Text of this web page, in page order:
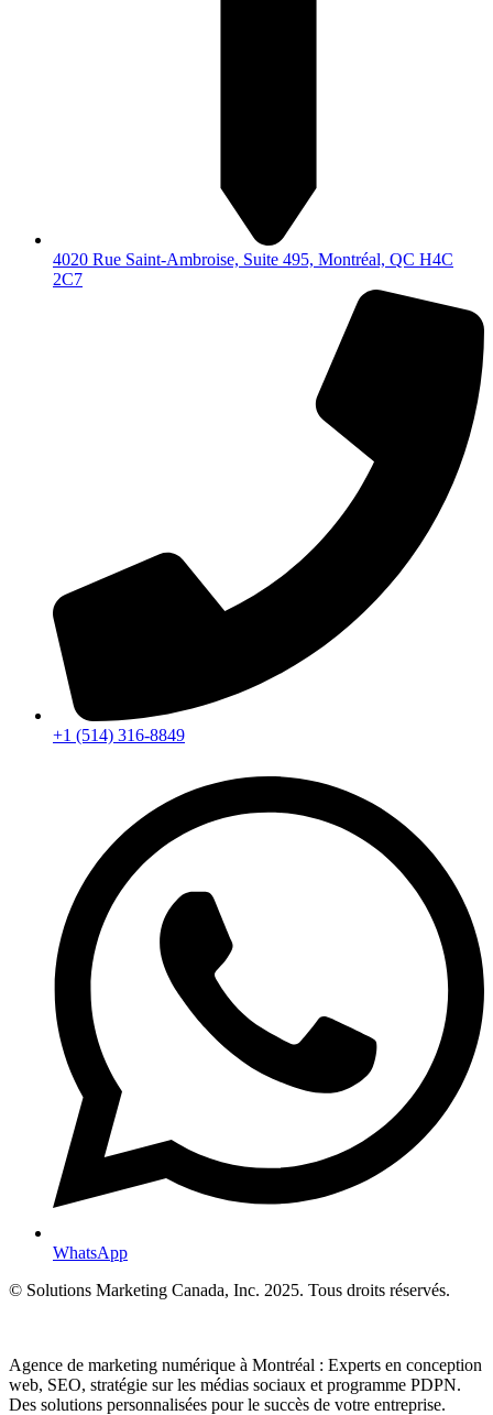
4020 Rue Saint-Ambroise, Suite 495, Montréal, QC H4C
2C7
+1 (514) 316-8849
WhatsApp
© Solutions Marketing Canada, Inc. 2025. Tous droits réservés.
Agence de marketing numérique à Montréal : Experts en conception
web, SEO, stratégie sur les médias sociaux et programme PDPN.
Des solutions personnalisées pour le succès de votre entreprise.